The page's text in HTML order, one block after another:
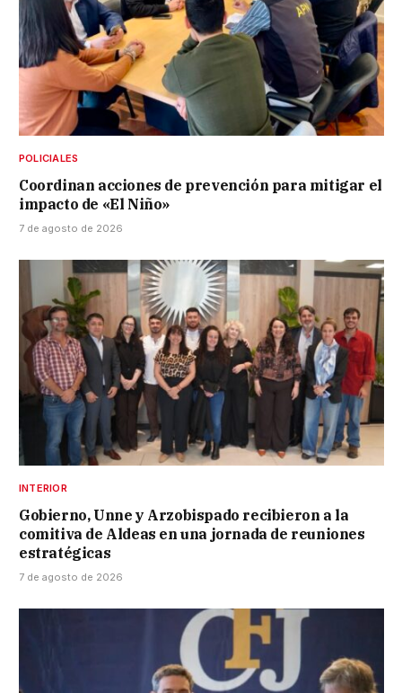
POLICIALES
Coordinan acciones de prevención para mitigar el
impacto de «El Niño»
7 de agosto de 2026
INTERIOR
Gobierno, Unne y Arzobispado recibieron a la
comitiva de Aldeas en una jornada de reuniones
estratégicas
7 de agosto de 2026